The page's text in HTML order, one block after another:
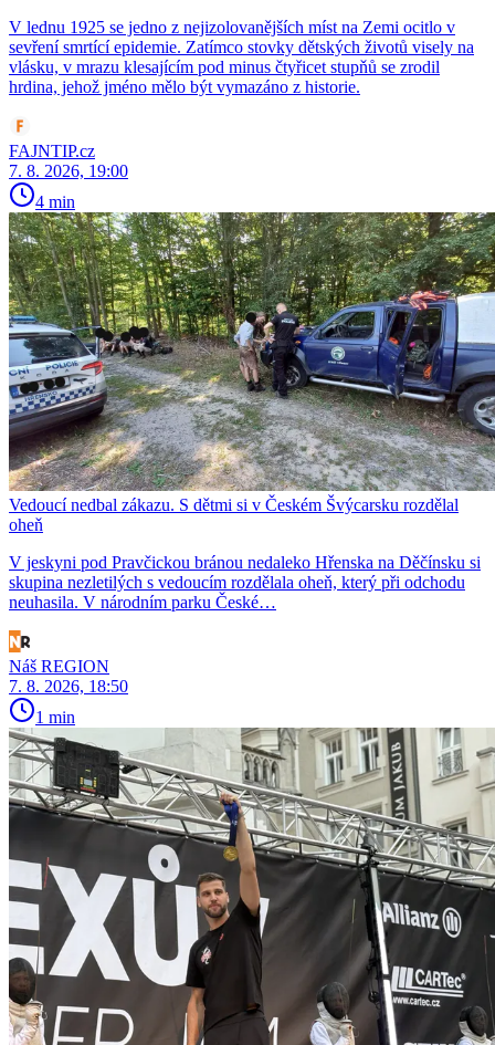
V lednu 1925 se jedno z nejizolovanějších míst na Zemi ocitlo v
sevření smrtící epidemie. Zatímco stovky dětských životů visely na
vlásku, v mrazu klesajícím pod minus čtyřicet stupňů se zrodil
hrdina, jehož jméno mělo být vymazáno z historie.
FAJNTIP.cz
7. 8. 2026, 19:00
4 min
Vedoucí nedbal zákazu. S dětmi si v Českém Švýcarsku rozdělal
oheň
V jeskyni pod Pravčickou bránou nedaleko Hřenska na Děčínsku si
skupina nezletilých s vedoucím rozdělala oheň, který při odchodu
neuhasila. V národním parku České…
Náš REGION
7. 8. 2026, 18:50
1 min